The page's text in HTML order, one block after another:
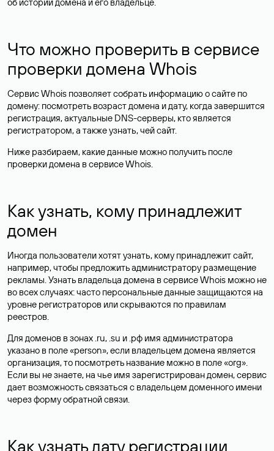
Что можно проверить в сервисе
проверки домена Whois
Сервис Whois позволяет собрать информацию о сайте по
домену: посмотреть возраст домена и дату, когда завершится
регистрация, актуальные DNS-серверы, кто является
регистратором, а также узнать, чей сайт.
Ниже разбираем, какие данные можно получить после
проверки домена в сервисе Whois.
Как узнать, кому принадлежит
домен
Иногда пользователи хотят узнать, кому принадлежит сайт,
например, чтобы предложить администратору размещение
рекламы. Узнать владельца домена в сервисе Whois можно не
во всех случаях: часто персональные данныезащищаются на
уровне регистраторов или скрываются по правилам
реестров.
Для доменов в зонах .ru, .su и .рф имя администратора
указано в поле «person», если владельцем домена является
организация, то посмотреть название можно в поле «org».
Если вы не знаете, на чье имя зарегистрирован домен, сервис
дает возможность связаться с владельцем доменного имени
через форму обратной связи.
Как узнать дату регистрации